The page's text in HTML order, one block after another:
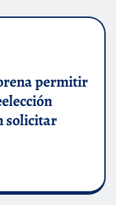
permitir
solicitar